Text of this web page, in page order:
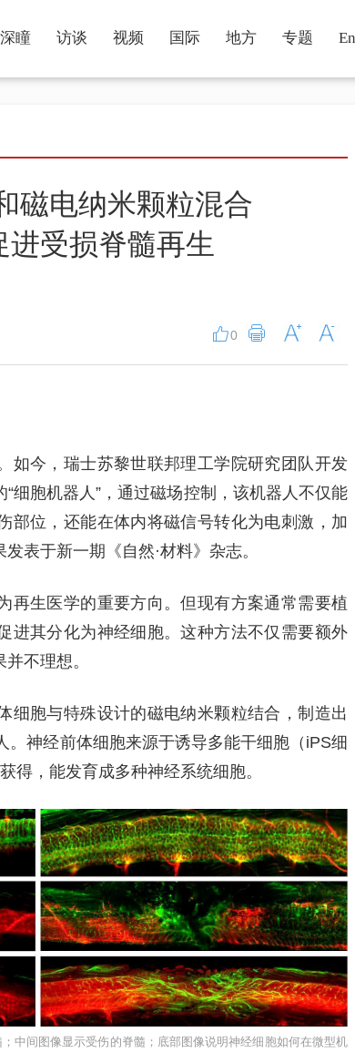
深瞳 访谈 视频 国际 地方 专题
磁电纳米颗粒混合
受损脊髓再生
0
如今，瑞士苏黎世联邦理工学院研究团队开发
细胞机器人”，通过磁场控制，该机器人不仅能
部位，还能在体内将磁信号转化为电刺激，加
表于新一期《自然·材料》杂志。
再生医学的重要方向。但现有方案通常需要植
进其分化为神经细胞。这种方法不仅需要额外
不理想。
细胞与特殊设计的磁电纳米颗粒结合，制造出
。神经前体细胞来源于诱导多能干细胞（iPS细
得，能发育成多种神经系统细胞。
中间图像显示受伤的脊髓；底部图像说明神经细胞如何在微型机